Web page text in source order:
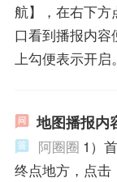
航】，在右下方
口看到播报内
上勾便表示开
地图播报内
阿圈圈 1）
终点地方，点击